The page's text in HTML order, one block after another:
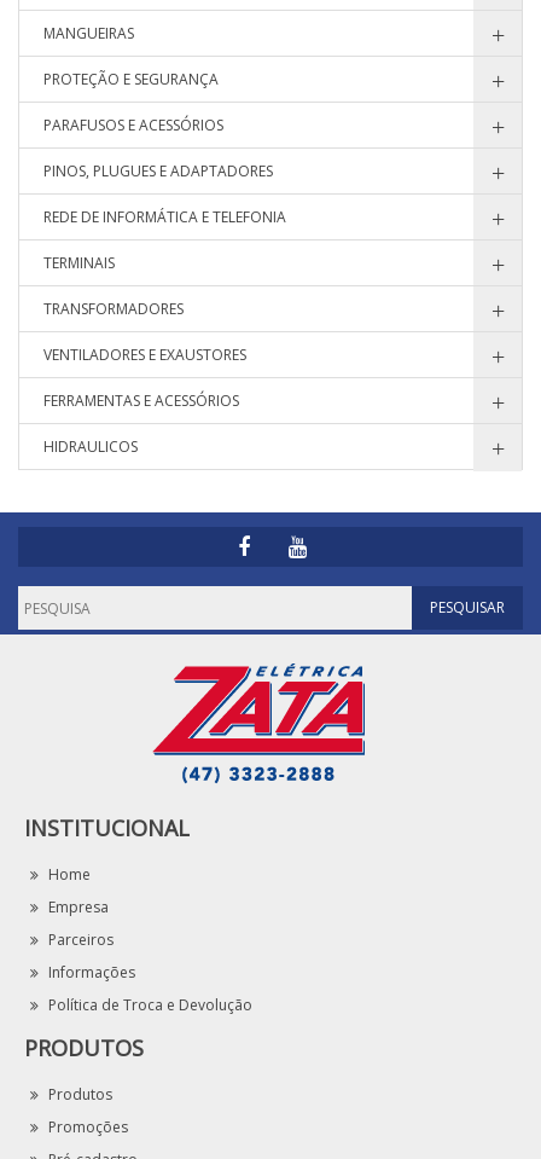
MANGUEIRAS
PROTEÇÃO E SEGURANÇA
PARAFUSOS E ACESSÓRIOS
PINOS, PLUGUES E ADAPTADORES
REDE DE INFORMÁTICA E TELEFONIA
TERMINAIS
TRANSFORMADORES
VENTILADORES E EXAUSTORES
FERRAMENTAS E ACESSÓRIOS
HIDRAULICOS
INSTITUCIONAL
Home
Empresa
Parceiros
Informações
Política de Troca e Devolução
PRODUTOS
Produtos
Promoções